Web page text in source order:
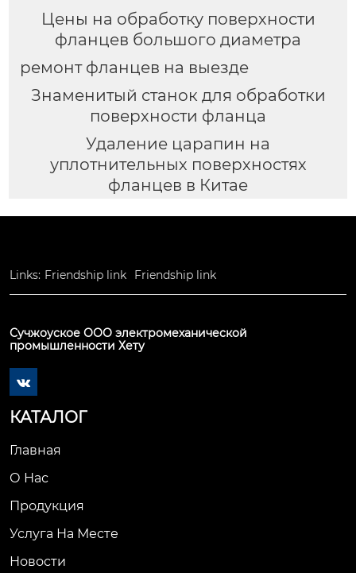
Цены на обработку поверхности
фланцев большого диаметра
ремонт фланцев на выезде
Знаменитый станок для обработки
поверхности фланца
Удаление царапин на
уплотнительных поверхностях
фланцев в Китае
Links: Friendship link Friendship link
Сучжоуское ООО электромеханической
промышленности Хету

КАТАЛОГ
Главная
О Нас
Продукция
Услуга На Месте
Новости